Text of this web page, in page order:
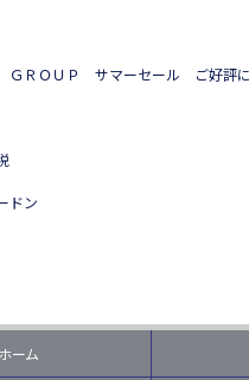
ＧＲＯＵＰ サマーセール ご好評に
ドン
ホーム